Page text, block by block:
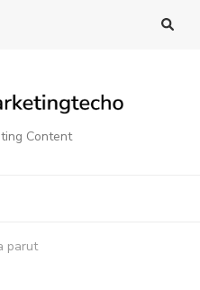
Content
parut